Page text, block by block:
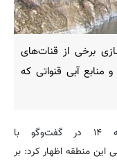
برخی از قنات‌های
و منابع آبی قنواتی که
محمد امین سالاری پور شهردار منطقه ۱۴ در گفت‌وگو با
این منطقه اظهار کرد: بر